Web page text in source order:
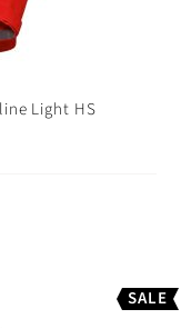
Light HS
SALE